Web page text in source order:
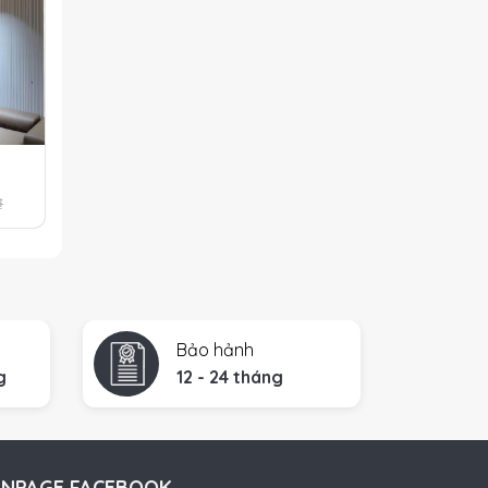
Bảo hảnh
12 - 24 tháng